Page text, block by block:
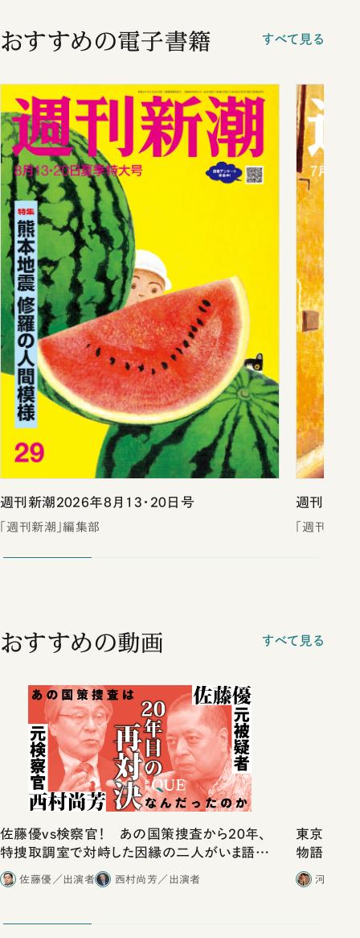
おすすめの電子書籍 すべて見る
週刊新潮2026年8月13・20日号
「週刊新潮」編集部
週刊新潮
「週刊新潮
おすすめの動画 すべて見る
佐藤優vs検察官！ あの国策捜査から20年、
特捜取調室で対峙した因縁の二人がいま語り
合ったこと
佐藤優／出演者 西村尚芳／出演者
東京は都
物語」に
河野有